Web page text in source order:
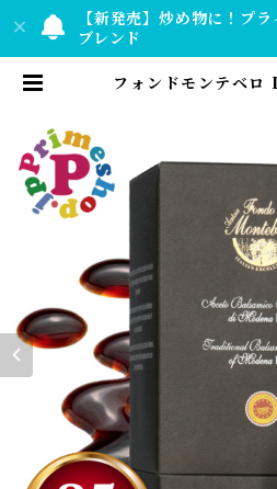
【新発売】炒め物に！プ
ブレンド
フォンドモンテベ
ml モンテベロ 高